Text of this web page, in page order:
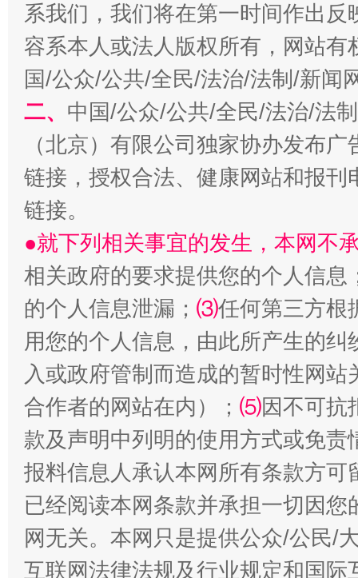
揭开“小金库”的免责幌子
受贿1.44亿！段成刚被判无期 从幼
全民健身五年计划来了！等你上场
系我们，我们将在第一时间作出
容系本人或法人版权所有，网站
国/公众/公共/全民/法治/法制/新闻
二、 中国/公众/公共/全民/法治/法
（北京）有限公司独家协办发布
链接，授权合法、健康网站和报
链接。
●就下列相关事宜的发生，本网不
相关政府的要求提供您的个人信息
的个人信息泄漏； ⑶任何第三方根
用您的个人信息，由此所产生的纠
入或政府管制而造成的暂时性网
合作者的网站在内）； ⑸因不可抗
款及声明中列明的使用方式或免责
报料信息人承认本网所有条款方
已经阅读本网条款并承担一切因
网无关。本网只是提供公众/公民/
互联网法律法规及行业规定和国